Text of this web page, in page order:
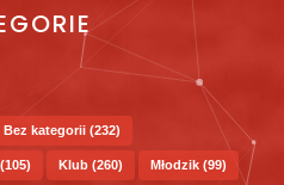
Bez kategorii (232)
(105) Klub (260) Młodzik (99)